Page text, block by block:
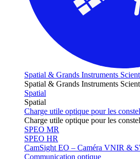
Spatial & Grands Instruments
Spatial & Grands Instruments
Spatial
Spatial
Charge utile optique pour les
Charge utile optique pour les
SPEO MR
SPEO HR
CamSight EO – Caméra VNIR &
Communication optique